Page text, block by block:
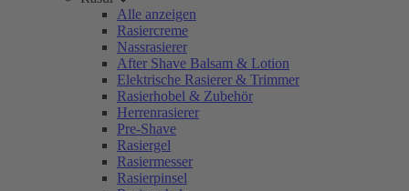
Alle anzeigen
Rasiercreme
Nassrasierer
After Shave Balsam & Lotion
Elektrische Rasierer & Trimmer
Rasierhobel & Zubehör
Herrenrasierer
Pre-Shave
Rasiergel
Rasiermesser
Rasierpinsel